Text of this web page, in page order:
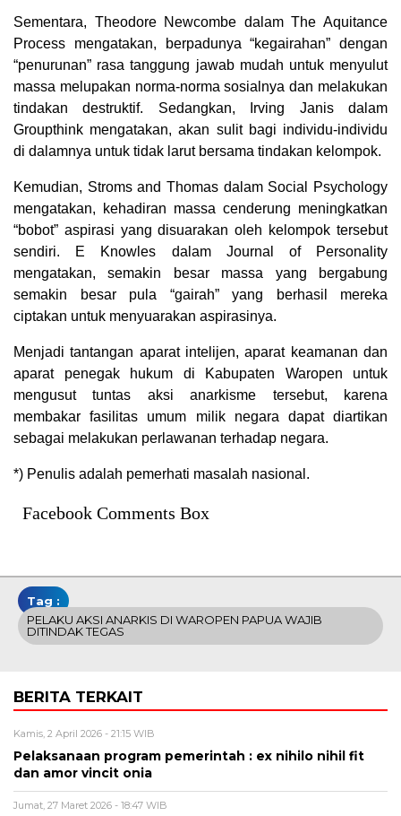
Sementara, Theodore Newcombe dalam The Aquitance
Process mengatakan, berpadunya “kegairahan” dengan
“penurunan” rasa tanggung jawab mudah untuk menyulut
massa melupakan norma-norma sosialnya dan melakukan
tindakan destruktif. Sedangkan, Irving Janis dalam
Groupthink mengatakan, akan sulit bagi individu-individu
di dalamnya untuk tidak larut bersama tindakan kelompok.
Kemudian, Stroms and Thomas dalam Social Psychology
mengatakan, kehadiran massa cenderung meningkatkan
“bobot” aspirasi yang disuarakan oleh kelompok tersebut
sendiri. E Knowles dalam Journal of Personality
mengatakan, semakin besar massa yang bergabung
semakin besar pula “gairah” yang berhasil mereka
ciptakan untuk menyuarakan aspirasinya.
Menjadi tantangan aparat intelijen, aparat keamanan dan
aparat penegak hukum di Kabupaten Waropen untuk
mengusut tuntas aksi anarkisme tersebut, karena
membakar fasilitas umum milik negara dapat diartikan
sebagai melakukan perlawanan terhadap negara.
*) Penulis adalah pemerhati masalah nasional.
Facebook Comments Box
Tag :
PELAKU AKSI ANARKIS DI WAROPEN PAPUA WAJIB
DITINDAK TEGAS
BERITA TERKAIT
Kamis, 2 April 2026 - 21:15 WIB
Pelaksanaan program pemerintah : ex nihilo nihil fit
dan amor vincit onia
Jumat, 27 Maret 2026 - 18:47 WIB